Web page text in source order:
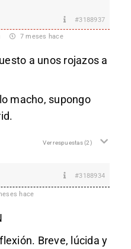
#3188937
7 meses hace
a unos rojazos a
macho, supongo
Ver respuestas(2)
#3188934
hace
Breve, lúcida y